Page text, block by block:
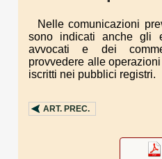
Nelle comunicazioni
sono indicati anche gli
avvocati e dei
provvedere alle
iscritti nei pubblici registri.
ART. PREC.